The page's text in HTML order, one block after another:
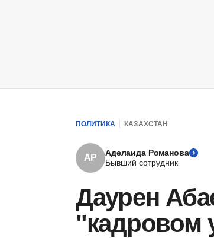
ПОЛИТИКА КАЗАХСТАН
АР
Аделаида Романова
Бывший сотрудник
Даурен
"кадровом